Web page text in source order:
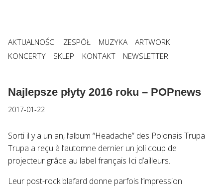
AKTUALNOŚCI ZESPÓŁ MUZYKA
ARTWORK
KONCERTY
SKLEP KONTAKT NEWSLETTER
Najlepsze płyty 2016 roku – POPnews
2017-01-22
Sorti il y a un an, l’album “Headache” des Polonais Trupa
Trupa a reçu à l’automne dernier un joli coup de
projecteur grâce au label français Ici d’ailleurs.
Leur post-rock blafard donne parfois l’impression